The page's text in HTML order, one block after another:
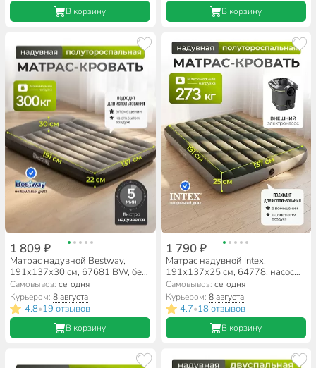
В корзину В корзину
1 809 ₽
Матрас надувной Bestway,
191х137х30 см, 67681 BW, без
насоса, флокированный, 300 кг
Самовывоз:сегодня
Курьером:8 августа
4.8•19 отзывов
В корзину
1 790 ₽
Матрас надувной Intex,
191х137х25 см, 64778, насос
внешний, на батарейках,
флокированный, 273 кг
Самовывоз: сегодня
Курьером: 8 августа
4.7•18 отзывов
В корзину